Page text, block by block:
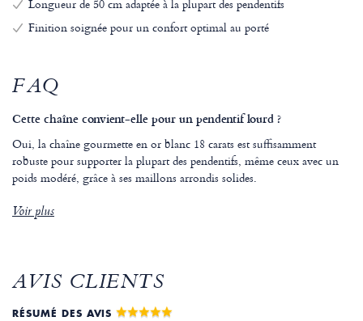
Longueur de 50 cm adaptée à la plupart des pendentifs
Finition soignée pour un confort optimal au porté
FAQ
Cette chaîne convient-elle pour un pendentif lourd ?
Oui, la chaîne gourmette en or blanc 18 carats est suffisamment
robuste pour supporter la plupart des pendentifs, même ceux avec un
poids modéré, grâce à ses maillons arrondis solides.
Voir plus
AVIS CLIENTS
RÉSUMÉ DES AVIS